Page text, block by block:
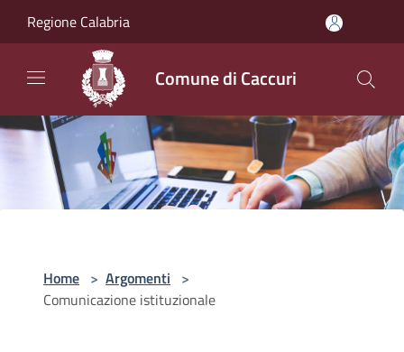
Regione Calabria
Comune di Caccuri
Home > Argomenti >
Comunicazione istituzionale